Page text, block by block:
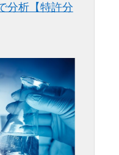
分析【特許分